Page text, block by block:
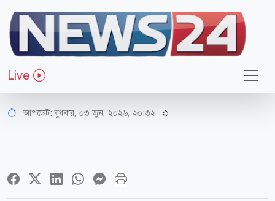
Live
অর্থ-বাণিজ্য
আইএমএফের কাছে অর্থ সহায়তা চাইলো
বাংলাদেশ
আপডেট: বুধবার, ০৩ জুন, ২০২৬, ২০:৩২